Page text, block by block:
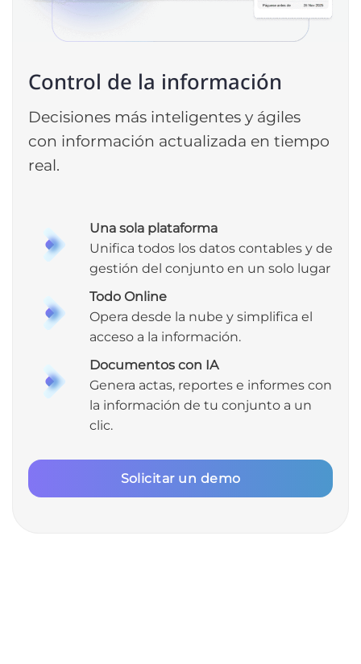
Control de la información
Decisiones más inteligentes y ágiles
con información actualizada en tiempo
real.
Una sola plataforma
Unifica todos los datos contables y de
gestión del conjunto en un solo lugar
Todo Online
Opera desde la nube y simplifica el
acceso a la información.
Documentos con IA
Genera actas, reportes e informes con
la información de tu conjunto a un
clic.
Solicitar un demo